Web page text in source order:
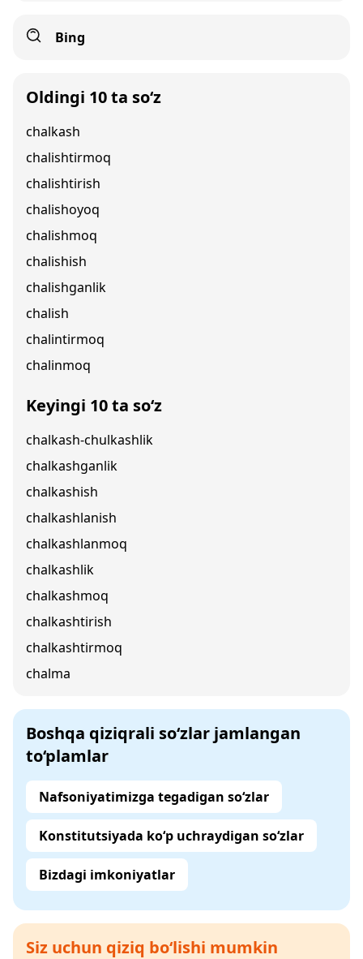
Bing
Oldingi 10 ta so‘z
chalkash
chalishtirmoq
chalishtirish
chalishoyoq
chalishmoq
chalishish
chalishganlik
chalish
chalintirmoq
chalinmoq
Keyingi 10 ta so‘z
chalkash-chulkashlik
chalkashganlik
chalkashish
chalkashlanish
chalkashlanmoq
chalkashlik
chalkashmoq
chalkashtirish
chalkashtirmoq
chalma
Boshqa qiziqrali so‘zlar jamlangan
to‘plamlar
Nafsoniyatimizga tegadigan so‘zlar
Konstitutsiyada ko‘p uchraydigan so‘zlar
Bizdagi imkoniyatlar
Siz uchun qiziq bo‘lishi mumkin